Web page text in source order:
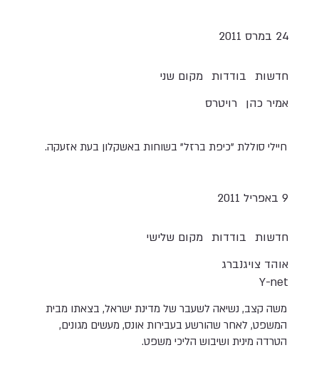
24 במרס 2011
מקום שני בודדות חדשות
רויטרס אמיר כהן
חיילי סוללת "כיפת ברזל" בשוחות באשקלון בעת אזעקה.
9 באפריל 2011
מקום שלישי בודדות חדשות
אוהד צויגנברג
Y-net
משה קצב, נשיאה לשעבר של מדינת ישראל, בצאתו מבית
המשפט, לאחר שהורשע בעבירות אונס, מעשים מגונים,
הטרדה מינית ושיבוש הליכי משפט.